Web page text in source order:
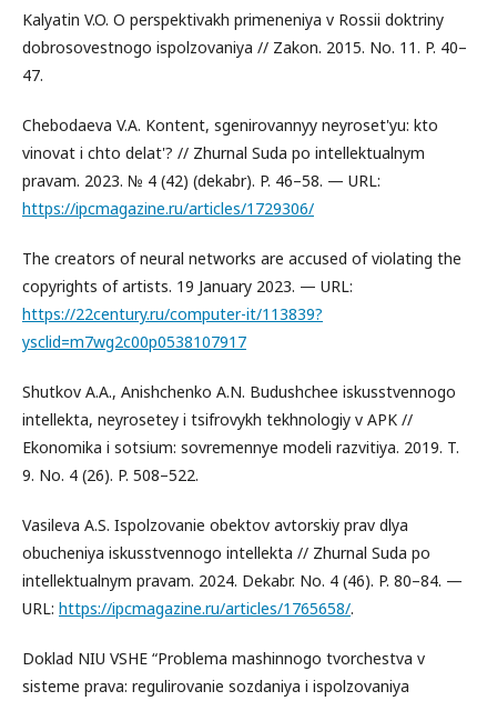
Kalyatin V.O. O perspektivakh primeneniya v Rossii doktriny
dobrosovestnogo ispolzovaniya // Zakon. 2015. No. 11. P. 40–
47.
Chebodaeva V.A. Kontent, sgenirovannyy neyroset'yu: kto
vinovat i chto delat'? // Zhurnal Suda po intellektualnym
pravam. 2023. № 4 (42) (dekabr). P. 46–58. — URL:
https://ipcmagazine.ru/articles/1729306/
The creators of neural networks are accused of violating the
copyrights of artists. 19 January 2023. — URL:
https://22century.ru/computer-it/113839?
ysclid=m7wg2c00p0538107917
Shutkov A.A., Anishchenko A.N. Budushchee iskusstvennogo
intellekta, neyrosetey i tsifrovykh tekhnologiy v APK //
Ekonomika i sotsium: sovremennye modeli razvitiya. 2019. T.
9. No. 4 (26). P. 508–522.
Vasileva A.S. Ispolzovanie obektov avtorskiy prav dlya
obucheniya iskusstvennogo intellekta // Zhurnal Suda po
intellektualnym pravam. 2024. Dekabr. No. 4 (46). P. 80–84. —
URL: https://ipcmagazine.ru/articles/1765658/.
Doklad NIU VSHE “Problema mashinnogo tvorchestva v
sisteme prava: regulirovanie sozdaniya i ispolzovaniya